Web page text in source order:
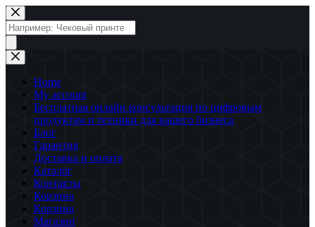
Перейти
к
сути
Поиск
товаров
Home
My account
Бесплатная онлайн консультация по цифровым
продуктам и техники для вашего бизнеса
Блог
Гарантия
Доставка и оплата
Каталог
Контакты
Корзина
Корзина
Магазин